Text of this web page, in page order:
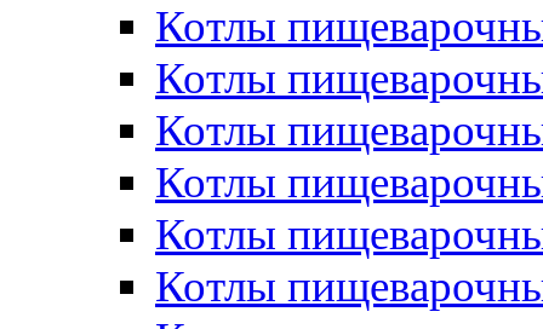
Котлы
Котлы
Котлы
Котлы
Котлы
Котлы